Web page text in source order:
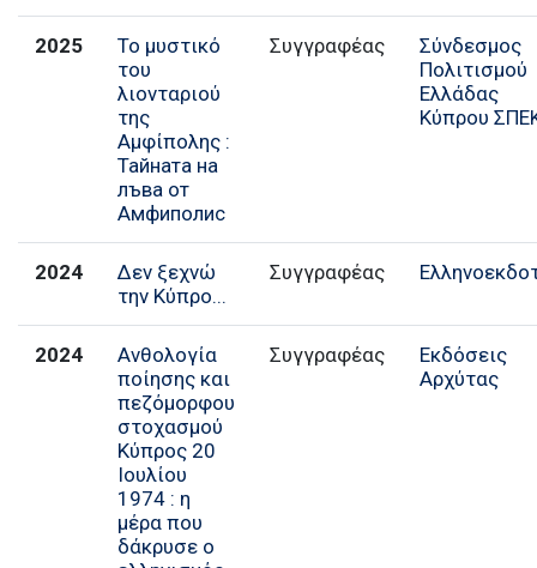
2025
Το µυστικό
του
λιονταριού
της
Αµφίπολης :
Тайната на
лъва от
Амфиполис
Συγγραφέας
Σύνδεσμος
Πολιτισμού
Ελλάδας
Κύπρου
2024
Δεν ξεχνώ
την Κύπρο...
Συγγραφέας
2024
Ανθολογία
ποίησης και
πεζόμορφου
στοχασμού
Κύπρος 20
Ιουλίου
1974 : η
μέρα που
δάκρυσε ο
Συγγραφέας
Εκδόσεις
Αρχύτας